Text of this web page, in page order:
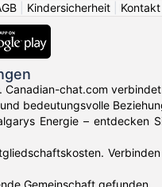
Kindersicherheit Kontakt
chat.com
bedeutungsvolle
Energie – entdecken